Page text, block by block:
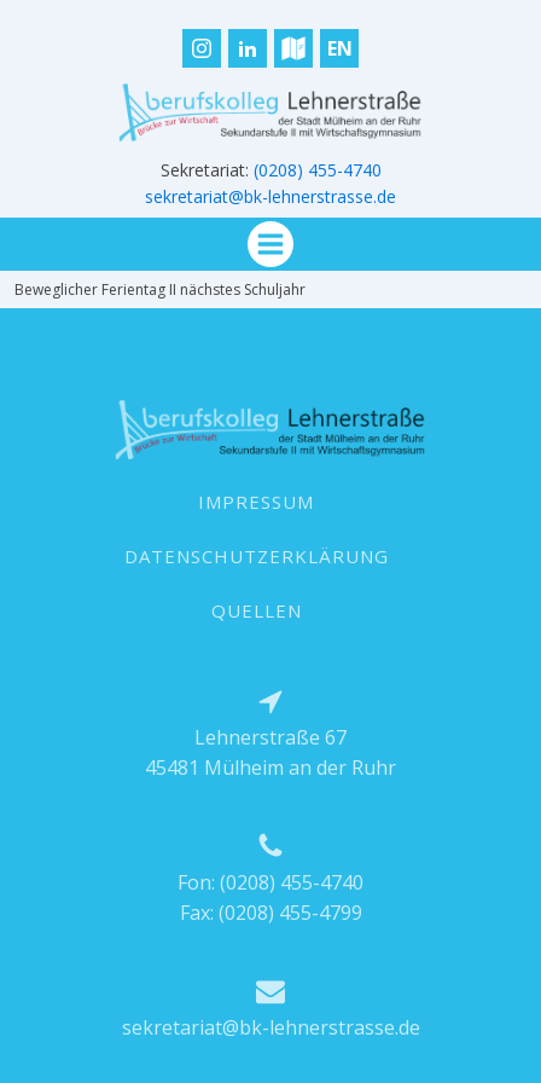
EN
Sekretariat: (0208) 455-4740
sekretariat@bk-lehnerstrasse.de
Beweglicher Ferientag II nächstes Schuljahr
IMPRESSUM
DATENSCHUTZERKLÄRUNG
QUELLEN
Lehnerstraße 67
45481 Mülheim an der Ruhr
Fon: (0208) 455-4740
Fax: (0208) 455-4799
sekretariat@bk-lehnerstrasse.de